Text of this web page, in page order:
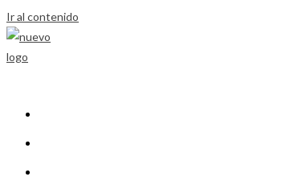
Ir al contenido